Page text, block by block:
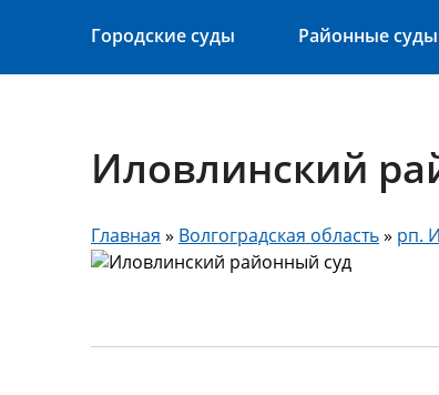
Городские суды Районные суды
Иловлинский
Главная » Волгоградская область» рп.